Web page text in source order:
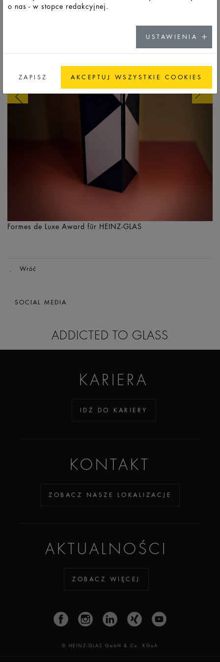
Formes de Luxe Award für HEINZ-GLAS
Wróć
SOCIAL MEDIA
ADDICTED TO GLASS
KARIERA
IDŹ DO KARIERY
KONTAKT
ZOBACZ NASZE LOKALIZACJE
AKTUALNOŚCI
ZOBACZ WIĘCEJ
© HEINZ-GLAS GmbH & Co. KGaA
o nas - w stopce redakcyjnej.
USTAWIENIA
ZAPISZ AKCEPTUJ WSZYSTKIE COOKIES